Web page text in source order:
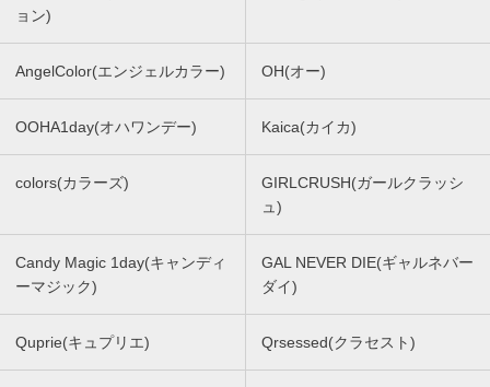
ョン)
AngelColor(エンジェルカラー) OH(オー)
OOHA1day(オハワンデー) Kaica(カイカ)
colors(カラーズ)
GIRLCRUSH(ガールクラッシ
ュ)
Candy Magic 1day(キャンディ
ーマジック)
GAL NEVER DIE(ギャルネバー
ダイ)
Quprie(キュプリエ) Qrsessed(クラセスト)